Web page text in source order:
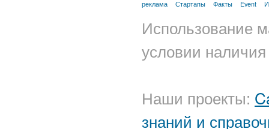
реклама
Стартапы Факты Event
Использование
условии
Наши проекты:
знаний и